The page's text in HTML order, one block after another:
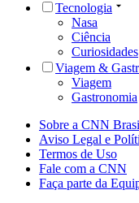
Tecnologia
Nasa
Ciência
Curiosidades
Viagem &
Viagem
Gastronomia
Sobre a CNN
Aviso Legal e
Termos de Uso
Fale com a CNN
Faça parte da